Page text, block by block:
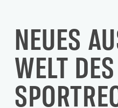
NEUES
WELT DES